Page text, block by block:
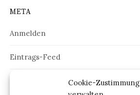
Cookie-Zustimmung
META
Anmelden
Eintrags-Feed
Kommentar-Feed